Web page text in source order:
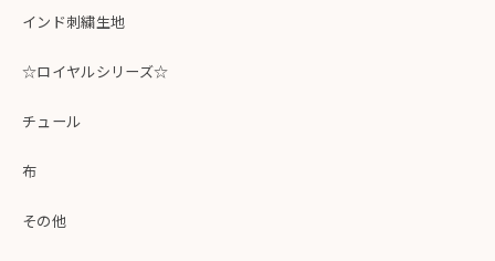
インド刺繍生地
☆ロイヤルシリーズ☆
チュール
布
その他